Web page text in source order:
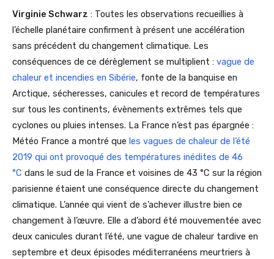
Virginie Schwarz : Toutes les observations recueillies à
l’échelle planétaire confirment à présent une accélération
sans précédent du changement climatique. Les
conséquences de ce dérèglement se multiplient : vague de
chaleur et incendies en Sibérie, fonte de la banquise en
Arctique, sécheresses, canicules et record de températures
sur tous les continents, évènements extrêmes tels que
cyclones ou pluies intenses. La France n’est pas épargnée :
Météo France a montré que les vagues de chaleur de l’été
2019 qui ont provoqué des températures inédites de 46
°C dans le sud de la France et voisines de 43 °C sur la région
parisienne étaient une conséquence directe du changement
climatique. L’année qui vient de s’achever illustre bien ce
changement à l’œuvre. Elle a d’abord été mouvementée avec
deux canicules durant l’été, une vague de chaleur tardive en
septembre et deux épisodes méditerranéens meurtriers à